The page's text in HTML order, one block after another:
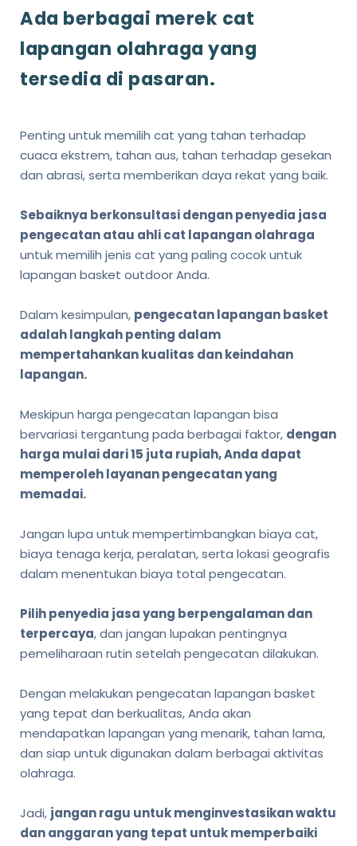
Ada berbagai merek cat
lapangan olahraga yang
tersedia di pasaran.
Penting untuk memilih cat yang tahan terhadap
cuaca ekstrem, tahan aus, tahan terhadap gesekan
dan abrasi, serta memberikan daya rekat yang baik.
Sebaiknya berkonsultasi dengan penyedia jasa
pengecatan atau ahli cat lapangan olahraga
untuk memilih jenis cat yang paling cocok untuk
lapangan basket outdoor Anda.
Dalam kesimpulan, pengecatan lapangan basket
adalah langkah penting dalam
mempertahankan kualitas dan keindahan
lapangan.
Meskipun harga pengecatan lapangan bisa
bervariasi tergantung pada berbagai faktor, dengan
harga mulai dari 15 juta rupiah, Anda dapat
memperoleh layanan pengecatan yang
memadai.
Jangan lupa untuk mempertimbangkan biaya cat,
biaya tenaga kerja, peralatan, serta lokasi geografis
dalam menentukan biaya total pengecatan.
Pilih penyedia jasa yang berpengalaman dan
terpercaya, dan jangan lupakan pentingnya
pemeliharaan rutin setelah pengecatan dilakukan.
Dengan melakukan pengecatan lapangan basket
yang tepat dan berkualitas, Anda akan
mendapatkan lapangan yang menarik, tahan lama,
dan siap untuk digunakan dalam berbagai aktivitas
olahraga.
Jadi, jangan ragu untuk menginvestasikan waktu
dan anggaran yang tepat untuk memperbaiki